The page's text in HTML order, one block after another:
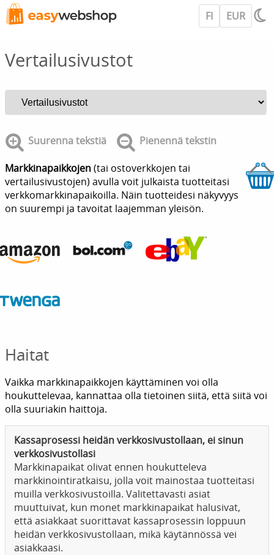
FI EUR
Vertailusivustot
Suurenna tekstiä Pienennä tekstin
Markkinapaikkojen(tai ostoverkkojen tai
vertailusivustojen) avulla voit julkaista tuotteitasi
verkkomarkkinapaikoilla. Näin tuotteidesi näkyvyys
on suurempi ja tavoitat laajemman yleisön.
Haitat
Vaikka markkinapaikkojen käyttäminen voi olla
houkuttelevaa, kannattaa olla tietoinen siitä, että siitä voi
olla suuriakin haittoja.
Kassaprosessi heidän verkkosivustollaan, ei sinun
verkkosivustollasi
Markkinapaikat olivat ennen houkutteleva
markkinointiratkaisu, jolla voit mainostaa tuotteitasi
muilla verkkosivustoilla. Valitettavasti asiat
muuttuivat, kun monet markkinapaikat halusivat,
että asiakkaat suorittavat kassaprosessin loppuun
heidän verkkosivustollaan, mikä käytännössä vei
asiakkaasi.